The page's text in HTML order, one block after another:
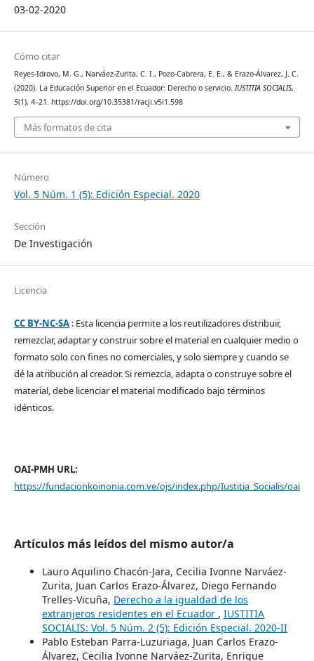
03-02-2020
Cómo citar
Reyes-Idrovo, M. G., Narváez-Zurita, C. I., Pozo-Cabrera, E. E., & Erazo-Álvarez, J. C.
(2020). La Educación Superior en el Ecuador: Derecho o servicio. IUSTITIA SOCIALIS,
5(1), 4–21. https://doi.org/10.35381/racji.v5i1.598
Más formatos de cita
Número
Vol. 5 Núm. 1 (5): Edición Especial. 2020
Sección
De Investigación
Licencia
CC BY-NC-SA: Esta licencia permite a los reutilizadores distribuir,
remezclar, adaptar y construir sobre el material en cualquier medio o
formato solo con fines no comerciales, y solo siempre y cuando se
dé la atribución al creador. Si remezcla, adapta o construye sobre el
material, debe licenciar el material modificado bajo términos
idénticos.
OAI-PMH URL:
https://fundacionkoinonia.com.ve/ojs/index.php/Iustitia_Socialis/oai
Artículos más leídos del mismo autor/a
Lauro Aquilino Chacón-Jara, Cecilia Ivonne Narváez-
Zurita, Juan Carlos Erazo-Álvarez, Diego Fernando
Trelles-Vicuña, Derecho a la igualdad de los
extranjeros residentes en el Ecuador , IUSTITIA
SOCIALIS: Vol. 5 Núm. 2 (5): Edición Especial. 2020-II
Pablo Esteban Parra-Luzuriaga, Juan Carlos Erazo-
Álvarez, Cecilia Ivonne Narváez-Zurita, Enrique